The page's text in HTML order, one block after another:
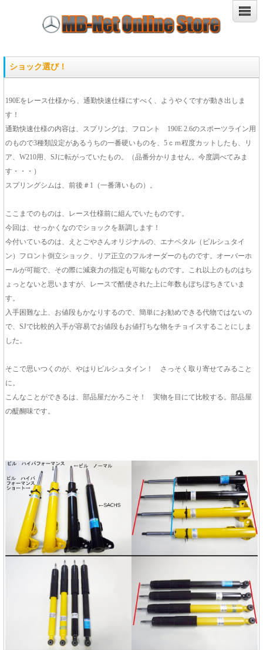
ショック選び！
190Eをレース仕様から、通勤快速仕様にすべく、ようやくですが動き出しま
す！
通勤快速仕様の内容は、スプリングは、フロント 190E 2.6のスポーツライン用
のもので3種類設定があるうちの一番硬いものを、5ｃｍ程度カットしたも、リ
ア、W210用、SJに転がっていたもの。（品番分かりません。今度調べてみま
す・・・）
スプリングシムは、前後＃1（一番薄いもの）。
ここまでのものは、レース仕様前に組んでいたものです。
今回は、せっかくなのでショックを新調します！
今付いているのは、えとごやさんオリジナルの、エナペタル（ビルシュタイ
ン）フロント倒立ショック、リア正立のフルオーダーのものです。オーバーホ
ールが可能で、その際に減衰力の指定も可能なものです。これ以上のものはち
ょっとないと思いますが、レースで酷使された上に年数もぼちぼちきていま
す。
入手困難な上、お値段もかなりするので、簡単にお勧めできる代物ではないの
で、SJで比較的入手が容易でお値段もお値打ちな物をチョイスすることにしま
した。
そこで思いつくのが、やはりビルシュタイン！ さっそく取り寄せてみること
に。
こんなことができるは、部品屋だかろこそ！ 実物を目にて比較する。部品屋
の醍醐味です。